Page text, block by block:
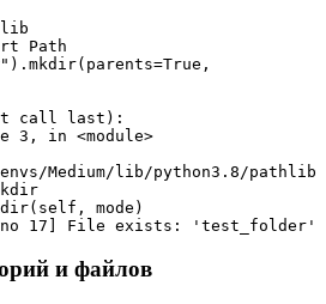
Path
call last):
Medium/lib/python3.8/pathlib
17] File exists: 'test_folder'
и файлов